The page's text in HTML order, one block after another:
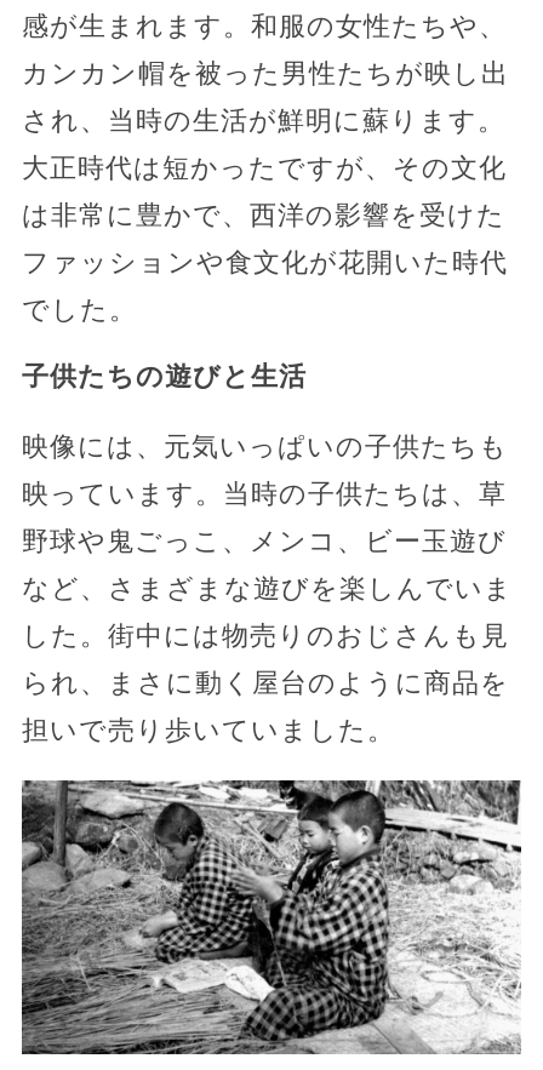
感が生まれます。和服の女性たちや、
カンカン帽を被った男性たちが映し出
され、当時の生活が鮮明に蘇ります。
大正時代は短かったですが、その文化
は非常に豊かで、西洋の影響を受けた
ファッションや食文化が花開いた時代
でした。
子供たちの遊びと生活
映像には、元気いっぱいの子供たちも
映っています。当時の子供たちは、草
野球や鬼ごっこ、メンコ、ビー玉遊び
など、さまざまな遊びを楽しんでいま
した。街中には物売りのおじさんも見
られ、まさに動く屋台のように商品を
担いで売り歩いていました。